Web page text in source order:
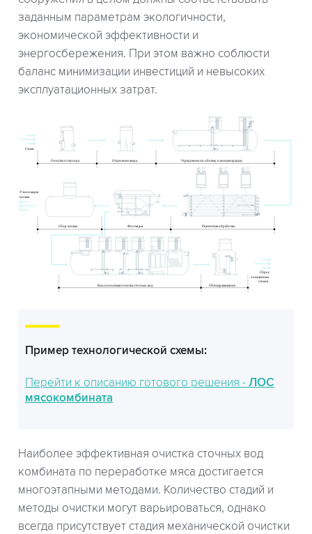
заданным параметрам экологичности,
экономической эффективности и
энергосбережения. При этом важно соблюсти
баланс минимизации инвестиций и невысоких
эксплуатационных затрат.
Пример технологической схемы:
Перейти к описанию готового решения - ЛОС
мясокомбината
Наиболее эффективная очистка сточных вод
комбината по переработке мяса достигается
многоэтапными методами. Количество стадий и
методы очистки могут варьироваться, однако
всегда присутствует стадия механической очистки